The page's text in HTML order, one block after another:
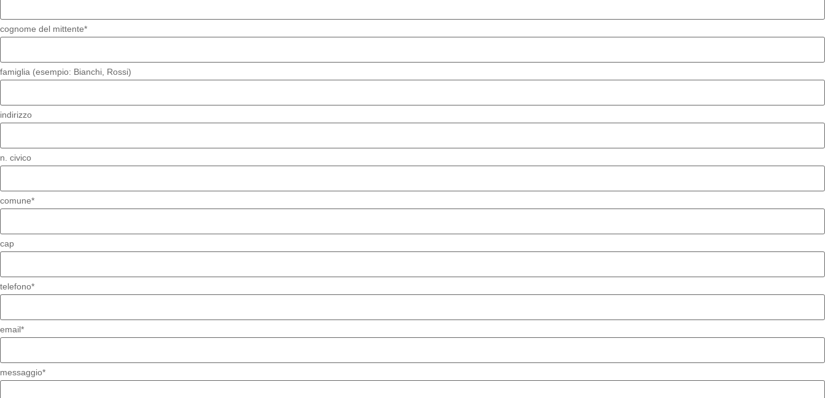
cognome del mittente*
famiglia (esempio: Bianchi, Rossi)
indirizzo
n. civico
comune*
cap
telefono*
email*
messaggio*